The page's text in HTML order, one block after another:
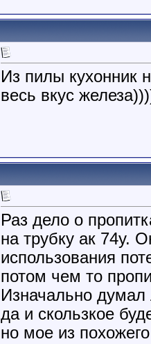
Из пилы кухонник
весь вкус
Раз дело о
на трубку ак 74у.
использования
потом чем то
Изначально думал
да и скользкое
но мое из